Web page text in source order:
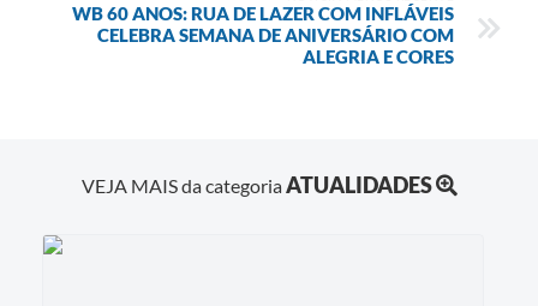
WB 60 ANOS: RUA DE LAZER COM INFLÁVEIS
CELEBRA SEMANA DE ANIVERSÁRIO COM
ALEGRIA E CORES
VEJA MAIS da categoriaATUALIDADES